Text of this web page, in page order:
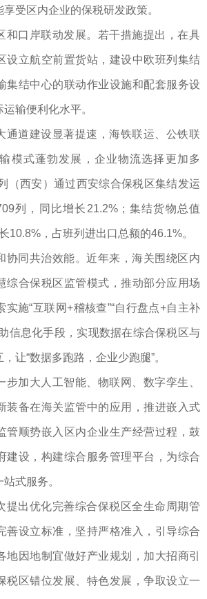
受区内企业的保税研发政策。
和口岸联动发展。若干措施提出，在具
设立航空前置货站，建设中欧班列集结
集结中心的联动作业设施和配套服务设
输便利化水平。
通道建设显著提速，海铁联运、公铁联
模式蓬勃发展，企业物流选择更加多
（西安）通过西安综合保税区集结发运
列，同比增长21.2%；集结货物总值
10.8%，占班列进出口总额的46.1%。
协同共治效能。近年来，海关围绕区内
综合保税区监管模式，推动部分应用场
施“互联网+稽核查”“自行盘点+自主补
信息化手段，实现数据在综合保税区与
让“数据多跑路，企业少跑腿”。
步加大人工智能、物联网、数字孪生、
装备在海关监管中的应用，推进嵌入式
管顺势嵌入区内企业生产经营过程，鼓
建设，构建综合服务管理平台，为综合
式服务。
提出优化完善综合保税区全生命周期管
善设立标准，坚持严格准入，引导综合
地因地制宜做好产业规划，加大招商引
税区错位发展、特色发展，争取设立一